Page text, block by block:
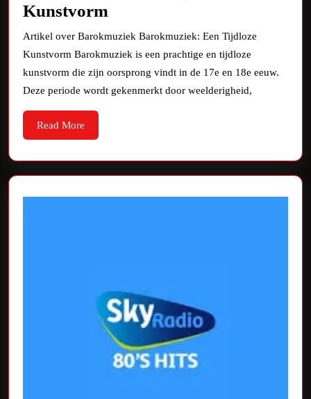
Kunstvorm
Betoverende
Schoonheid
van
Barokmuziek:
Kunstvorm
Artikel over Barokmuziek Barokmuziek: Een Tijdloze
Kunstvorm Barokmuziek is een prachtige en tijdloze
kunstvorm die zijn oorsprong vindt in de 17e en 18e eeuw.
Deze periode wordt gekenmerkt door weelderigheid,
Read More
More